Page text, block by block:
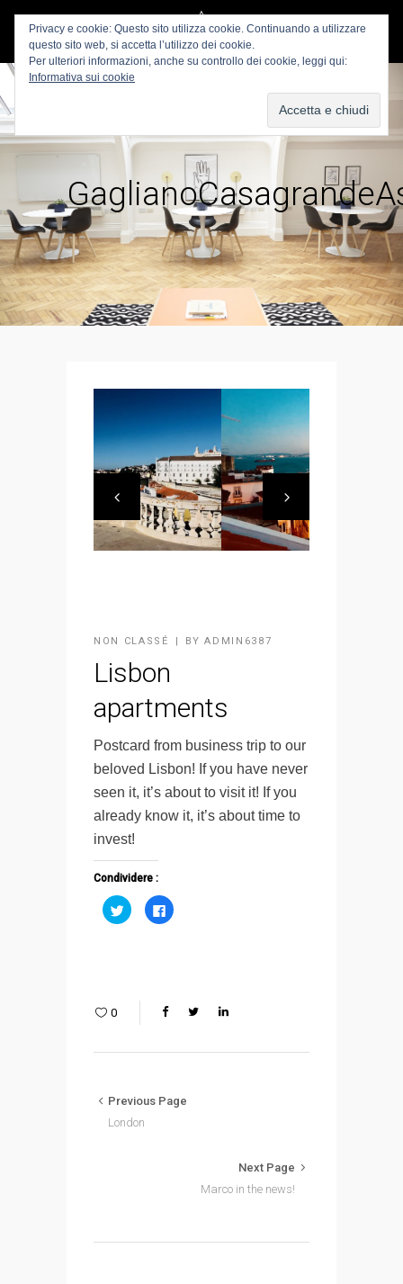
NON CLASSÉ BYADMIN6387
Lisbon
apartments
Postcard from business trip to our
beloved Lisbon! If you have never
seen it, it’s about to visit it! If you
already know it, it’s about time to
invest!
Condividere :
Fai
clic
nuova
Fai
clic
una
nuova
0
Previous Page
London
Next Page
Marco in the news!
Privacy e cookie: Questo sito utilizza cookie. Continuando a utilizzare
questo sito web, si accetta l’utilizzo dei cookie.
Per ulteriori informazioni, anche su controllo dei cookie, leggi qui:
Informativa sui cookie